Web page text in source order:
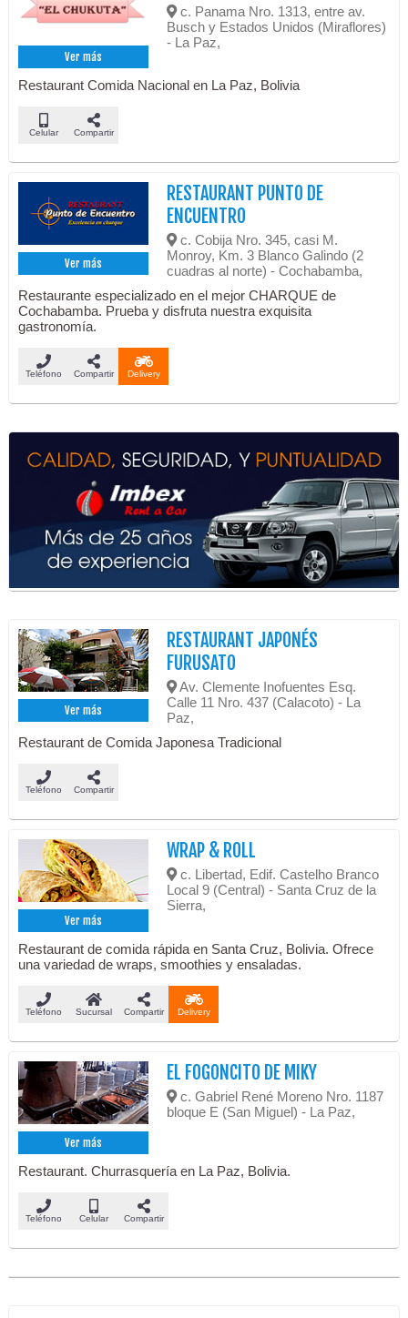
Ver más
c. Panama Nro. 1313, entre av.
Busch y Estados Unidos (Miraflores)
- La Paz,
Restaurant Comida Nacional en La Paz, Bolivia
Celular Compartir
Ver más
RESTAURANT PUNTO DE
ENCUENTRO
c. Cobija Nro. 345, casi M.
Monroy, Km. 3 Blanco Galindo (2
cuadras al norte) - Cochabamba,
Restaurante especializado en el mejor CHARQUE de
Cochabamba. Prueba y disfruta nuestra exquisita
gastronomía.
Teléfono Compartir Delivery
Ver más
RESTAURANT JAPONÉS
FURUSATO
Av. Clemente Inofuentes Esq.
Calle 11 Nro. 437 (Calacoto) - La
Paz,
Restaurant de Comida Japonesa Tradicional
Teléfono Compartir
Ver más
WRAP & ROLL
c. Libertad, Edif. Castelho Branco
Local 9 (Central) - Santa Cruz de la
Sierra,
Restaurant de comida rápida en Santa Cruz, Bolivia. Ofrece
una variedad de wraps, smoothies y ensaladas.
Teléfono Sucursal Compartir Delivery
Ver más
EL FOGONCITO DE MIKY
c. Gabriel René Moreno Nro. 1187
bloque E (San Miguel) - La Paz,
Restaurant. Churrasquería en La Paz, Bolivia.
Teléfono Celular Compartir